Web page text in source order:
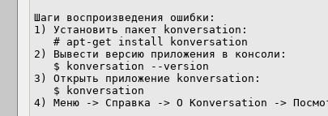
Шаги воспроизведения ошибки:
1) Установить пакет konversation:
2) Вывести версию приложения в консоли:
3) Открыть приложение konversation:
4) Меню -> Справка -> О Konversation ->